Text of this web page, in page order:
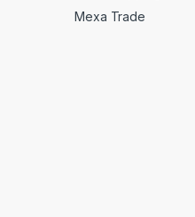
Mexa Trade